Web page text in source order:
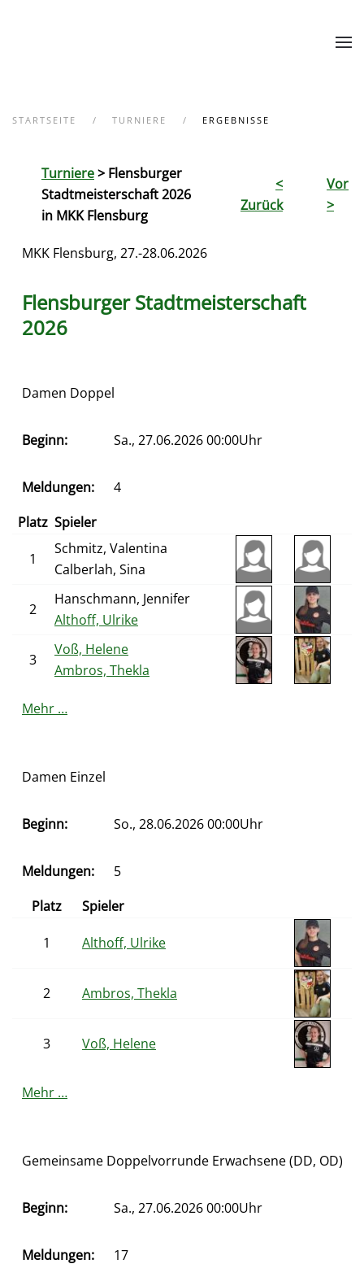
STARTSEITE TURNIERE ERGEBNISSE
Turniere> Flensburger
Stadtmeisterschaft 2026
in MKK Flensburg
<
Zurück
Vor
>
MKK Flensburg, 27.-28.06.2026
Flensburger Stadtmeisterschaft
2026
Damen Doppel
Beginn: Sa., 27.06.2026 00:00Uhr
Meldungen:
4
Platz Spieler
1
Schmitz, Valentina
Calberlah, Sina
2
Hanschmann, Jennifer
Althoff, Ulrike
3
Voß, Helene
Ambros, Thekla
Mehr …
Damen Einzel
Beginn: So., 28.06.2026 00:00Uhr
Meldungen:
5
Platz
Spieler
1 Althoff, Ulrike
2 Ambros, Thekla
3 Voß, Helene
Mehr …
Gemeinsame Doppelvorrunde Erwachsene (DD, OD)
Beginn: Sa., 27.06.2026 00:00Uhr
Meldungen:
17